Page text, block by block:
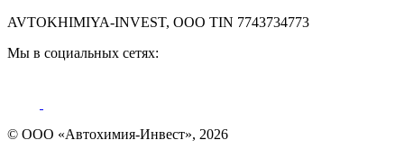
AVTOKHIMIYA-INVEST, OOO TIN 7743734773
Мы в социальных сетях:
© ООО «Автохимия-Инвест», 2026